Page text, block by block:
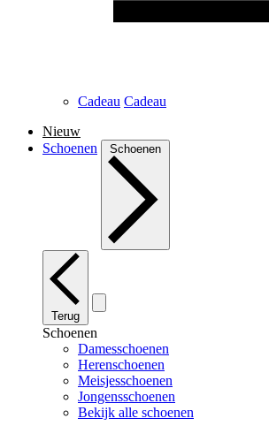
Cadeau Cadeau
Nieuw
Schoenen
Schoenen
Terug
Schoenen
Damesschoenen
Herenschoenen
Meisjesschoenen
Jongensschoenen
Bekijk alle schoenen